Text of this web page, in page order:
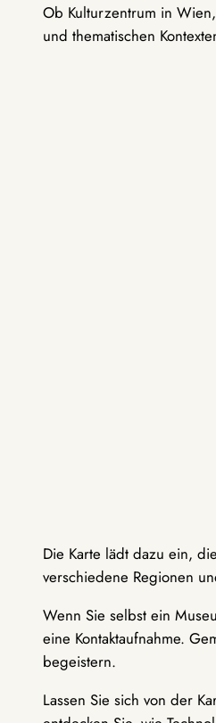
Ob Kulturzentrum in
und thematischen
Die Karte lädt dazu ein,
verschiedene Regionen
Wenn Sie selbst ein
eine Kontaktaufnahme.
begeistern.
Lassen Sie sich von der